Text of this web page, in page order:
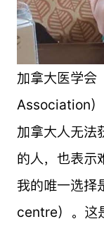
加拿大医学
Association
加拿大人无法
的人，也表示
我的唯一选择
centre）。这